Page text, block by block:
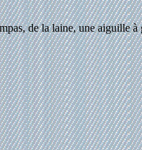
de la laine, une aiguille